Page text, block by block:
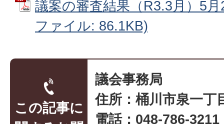
議案の審査結果（R3.3月）5
ファイル: 86.1KB)
この記事に
議会事務局
住所：桶川市泉一丁
電話：048-786-3211